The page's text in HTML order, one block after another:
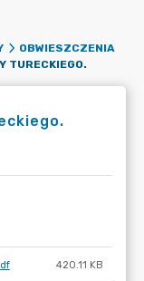
OBWIESZCZENIA
TURECKIEGO.
420.11 KB